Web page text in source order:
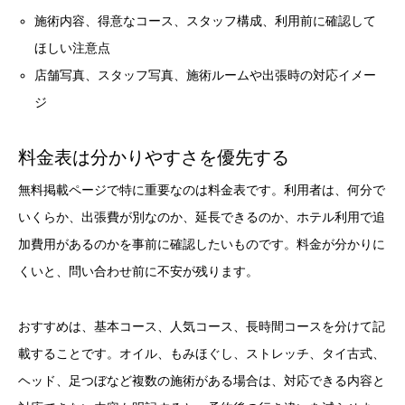
施術内容、得意なコース、スタッフ構成、利用前に確認して
ほしい注意点
店舗写真、スタッフ写真、施術ルームや出張時の対応イメー
ジ
料金表は分かりやすさを優先する
無料掲載ページで特に重要なのは料金表です。利用者は、何分で
いくらか、出張費が別なのか、延長できるのか、ホテル利用で追
加費用があるのかを事前に確認したいものです。料金が分かりに
くいと、問い合わせ前に不安が残ります。
おすすめは、基本コース、人気コース、長時間コースを分けて記
載することです。オイル、もみほぐし、ストレッチ、タイ古式、
ヘッド、足つぼなど複数の施術がある場合は、対応できる内容と